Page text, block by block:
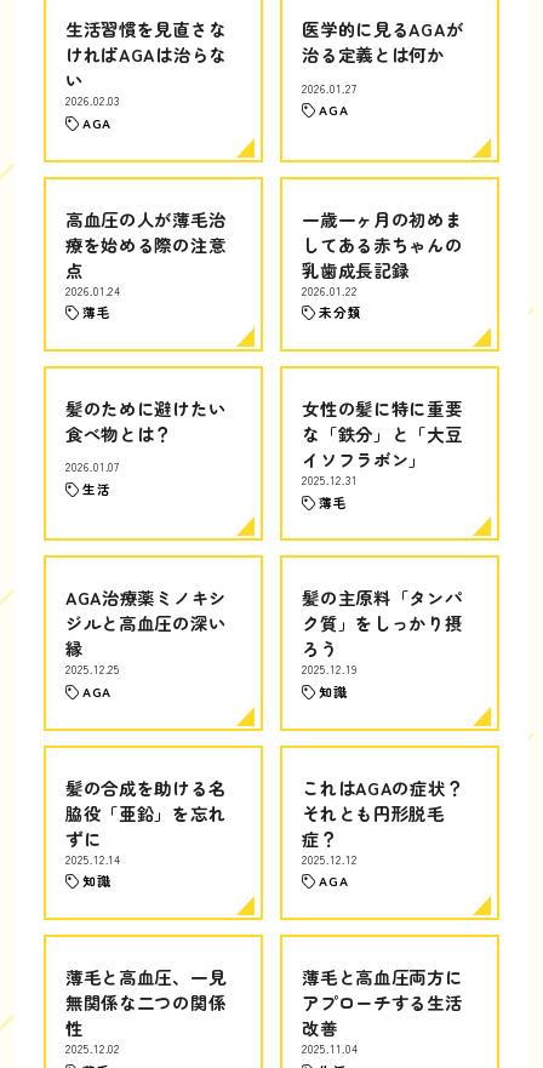
生活習慣を見直さな
ければAGAは治らな
い
2026.02.03
AGA
医学的に見るAGAが
治る定義とは何か
2026.01.27
AGA
高血圧の人が薄毛治
療を始める際の注意
点
2026.01.24
薄毛
一歳一ヶ月の初めま
してある赤ちゃんの
乳歯成長記録
2026.01.22
未分類
髪のために避けたい
食べ物とは？
2026.01.07
生活
女性の髪に特に重要
な「鉄分」と「大豆
イソフラボン」
2025.12.31
薄毛
AGA治療薬ミノキシ
ジルと高血圧の深い
縁
2025.12.25
AGA
髪の主原料「タンパ
ク質」をしっかり摂
ろう
2025.12.19
知識
髪の合成を助ける名
脇役「亜鉛」を忘れ
ずに
2025.12.14
知識
これはAGAの症状？
それとも円形脱毛
症？
2025.12.12
AGA
薄毛と高血圧、一見
無関係な二つの関係
性
2025.12.02
薄毛と高血圧両方に
アプローチする生活
改善
2025.11.04